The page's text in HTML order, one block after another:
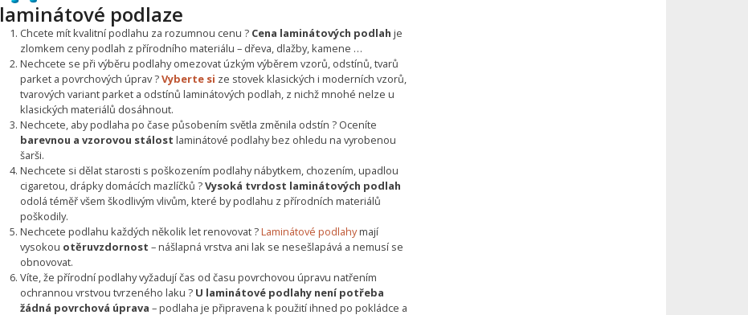
laminátové podlaze
Chcete mít kvalitní podlahu za rozumnou cenu ? Cena laminátových podlah je
zlomkem ceny podlah z přírodního materiálu – dřeva, dlažby, kamene …
Nechcete se při výběru podlahy omezovat úzkým výběrem vzorů, odstínů, tvarů
parket a povrchových úprav ?Vyberte si ze stovek klasických i moderních vzorů,
tvarových variant parket a odstínů laminátových podlah, z nichž mnohé nelze u
klasických materiálů dosáhnout.
Nechcete, aby podlaha po čase působením světla změnila odstín ? Oceníte
barevnou a vzorovou stálost laminátové podlahy bez ohledu na vyrobenou
šarši.
Nechcete si dělat starosti s poškozením podlahy nábytkem, chozením, upadlou
cigaretou, drápky domácích mazlíčků ?Vysoká tvrdost laminátových podlah
odolá téměř všem škodlivým vlivům, které by podlahu z přírodních materiálů
poškodily.
Nechcete podlahu každých několik let renovovat ?Laminátové podlahymají
vysokou otěruvzdornost – nášlapná vrstva ani lak se nesešlapává a nemusí se
obnovovat.
Víte, že přírodní podlahy vyžadují čas od času povrchovou úpravu natřením
ochrannou vrstvou tvrzeného laku ?U laminátové podlahy není potřeba
žádná povrchová úprava – podlaha je připravena k použití ihned po pokládce a